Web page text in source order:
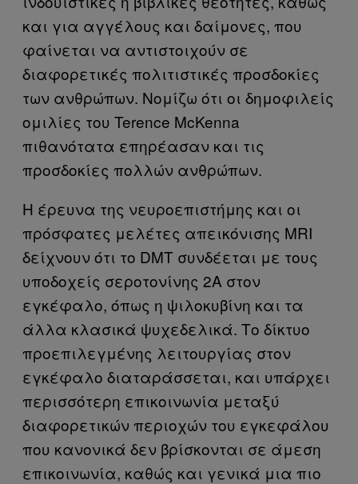
και για αγγέλους και δαίμονες, που
φαίνεται να αντιστοιχούν σε
διαφορετικές πολιτιστικές προσδοκίες
των ανθρώπων. Νομίζω ότι οι δημοφιλείς
ομιλίες του Terence McKenna
πιθανότατα επηρέασαν και τις
προσδοκίες πολλών ανθρώπων.
Η έρευνα της νευροεπιστήμης και οι
πρόσφατες μελέτες απεικόνισης MRI
δείχνουν ότι το DMT συνδέεται με τους
υποδοχείς σεροτονίνης 2Α στον
εγκέφαλο, όπως η ψιλοκυβίνη και τα
άλλα κλασικά ψυχεδελικά. Το δίκτυο
προεπιλεγμένης λειτουργίας στον
εγκέφαλο διαταράσσεται, και υπάρχει
περισσότερη επικοινωνία μεταξύ
διαφορετικών περιοχών του εγκεφάλου
που κανονικά δεν βρίσκονται σε άμεση
επικοινωνία, καθώς και γενικά μια πιο